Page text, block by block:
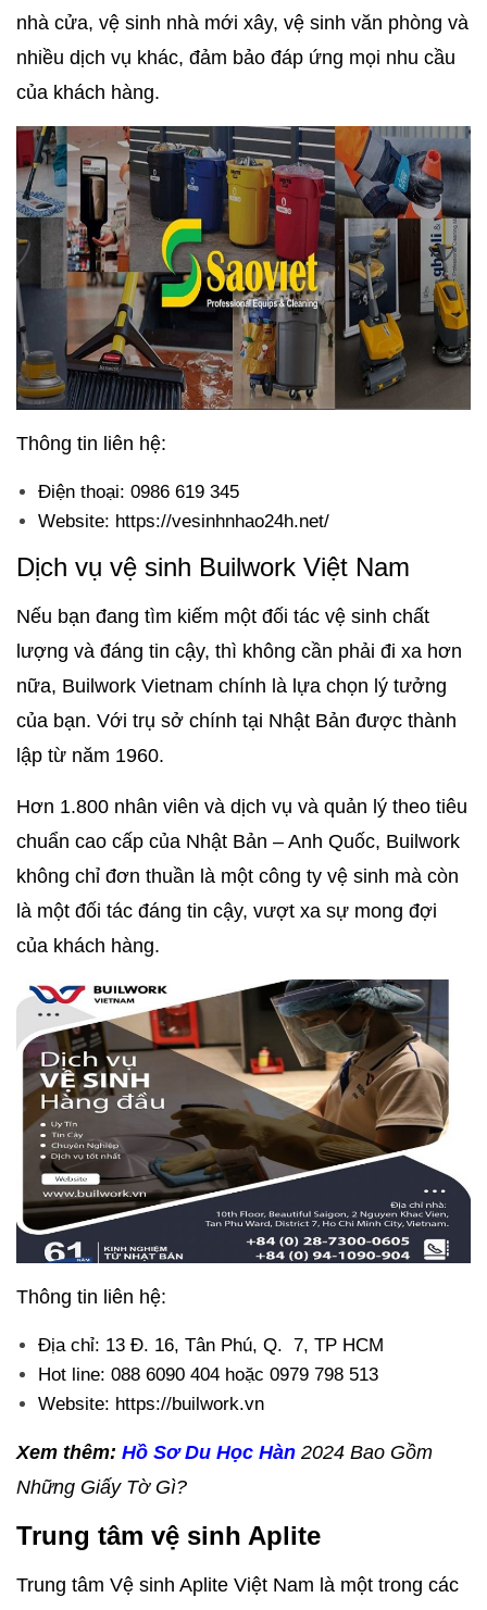
nhà cửa, vệ sinh nhà mới xây, vệ sinh văn phòng và
nhiều dịch vụ khác, đảm bảo đáp ứng mọi nhu cầu
của khách hàng.
Thông tin liên hệ:
Điện thoại: 0986 619 345
Website: https://vesinhnhao24h.net/
Dịch vụ vệ sinh Builwork Việt Nam
Nếu bạn đang tìm kiếm một đối tác vệ sinh chất
lượng và đáng tin cậy, thì không cần phải đi xa hơn
nữa, Builwork Vietnam chính là lựa chọn lý tưởng
của bạn. Với trụ sở chính tại Nhật Bản được thành
lập từ năm 1960.
Hơn 1.800 nhân viên và dịch vụ và quản lý theo tiêu
chuẩn cao cấp của Nhật Bản – Anh Quốc, Builwork
không chỉ đơn thuần là một công ty vệ sinh mà còn
là một đối tác đáng tin cậy, vượt xa sự mong đợi
của khách hàng.
Thông tin liên hệ:
Địa chỉ: 13 Đ. 16, Tân Phú, Q. 7, TP HCM
Hot line: 088 6090 404 hoặc 0979 798 513
Website: https://builwork.vn
Xem thêm: Hồ Sơ Du Học Hàn 2024 Bao Gồm
Những Giấy Tờ Gì?
Trung tâm vệ sinh Aplite
Trung tâm Vệ sinh Aplite Việt Nam là một trong các